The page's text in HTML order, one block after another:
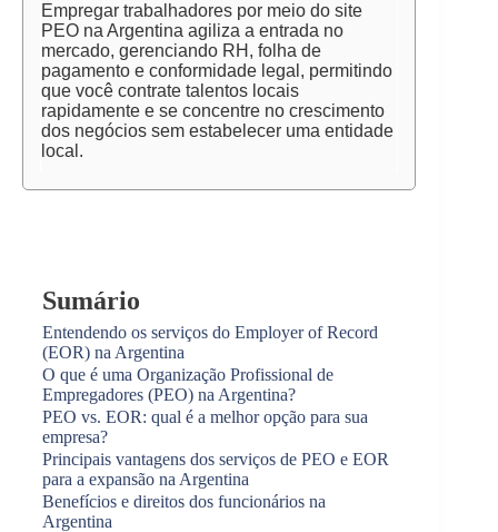
Empregar trabalhadores por meio do site
PEO na Argentina agiliza a entrada no
mercado, gerenciando RH, folha de
pagamento e conformidade legal, permitindo
que você contrate talentos locais
rapidamente e se concentre no crescimento
dos negócios sem estabelecer uma entidade
local.
Sumário
Entendendo os serviços do Employer of Record
(EOR) na Argentina
O que é uma Organização Profissional de
Empregadores (PEO) na Argentina?
PEO vs. EOR: qual é a melhor opção para sua
empresa?
Principais vantagens dos serviços de PEO e EOR
para a expansão na Argentina
Benefícios e direitos dos funcionários na
Argentina